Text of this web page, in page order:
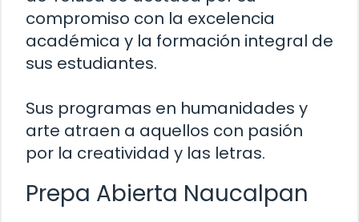
compromiso con la excelencia
académica y la formación integral de
sus estudiantes.
Sus programas en humanidades y
arte atraen a aquellos con pasión
por la creatividad y las letras.
Prepa Abierta Naucalpan